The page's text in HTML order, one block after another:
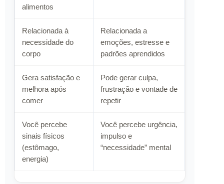
alimentos
Relacionada à
necessidade do
corpo
Relacionada a
emoções, estresse e
padrões aprendidos
Gera satisfação e
melhora após
comer
Pode gerar culpa,
frustração e vontade de
repetir
Você percebe
sinais físicos
(estômago,
energia)
Você percebe urgência,
impulso e
“necessidade” mental